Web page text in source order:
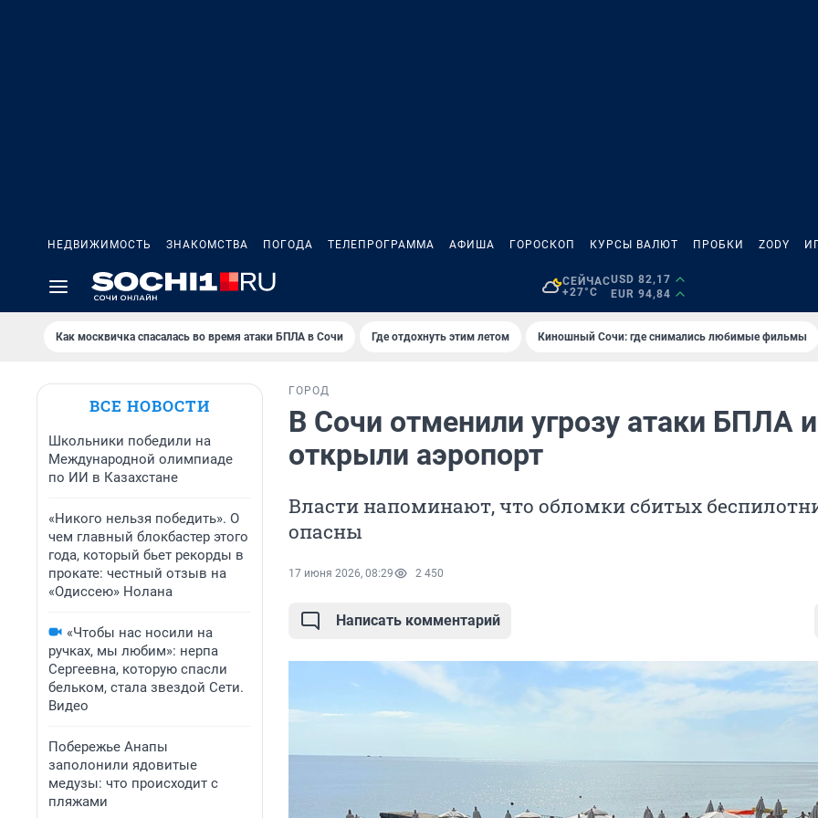
НЕДВИЖИМОСТЬ ЗНАКОМСТВА ПОГОДА ТЕЛЕПРОГРАММА АФИША ГОРОСКОП КУРСЫ ВАЛЮТ ПРОБКИ ZODY
СЕЙЧАС
+27°C
USD 82,17
EUR 94,84
Как москвичка спасалась во время атаки БПЛА в Сочи Где отдохнуть этим летом Киношный Сочи: где снимались любимые фильмы
ВСЕ НОВОСТИ
Школьники победили на
Международной олимпиаде
по ИИ в Казахстане
«Никого нельзя победить». О
чем главный блокбастер этого
года, который бьет рекорды в
прокате: честный отзыв на
«Одиссею» Нолана
«Чтобы нас носили на
ручках, мы любим»: нерпа
Сергеевна, которую спасли
бельком, стала звездой Сети.
Видео
Побережье Анапы
заполонили ядовитые
медузы: что происходит с
пляжами
ГОРОД
В Сочи отменили угрозу атаки БПЛА и
открыли аэропорт
Власти напоминают, что обломки сбитых
опасны
17 июня 2026, 08:29 2 450
Написать комментарий